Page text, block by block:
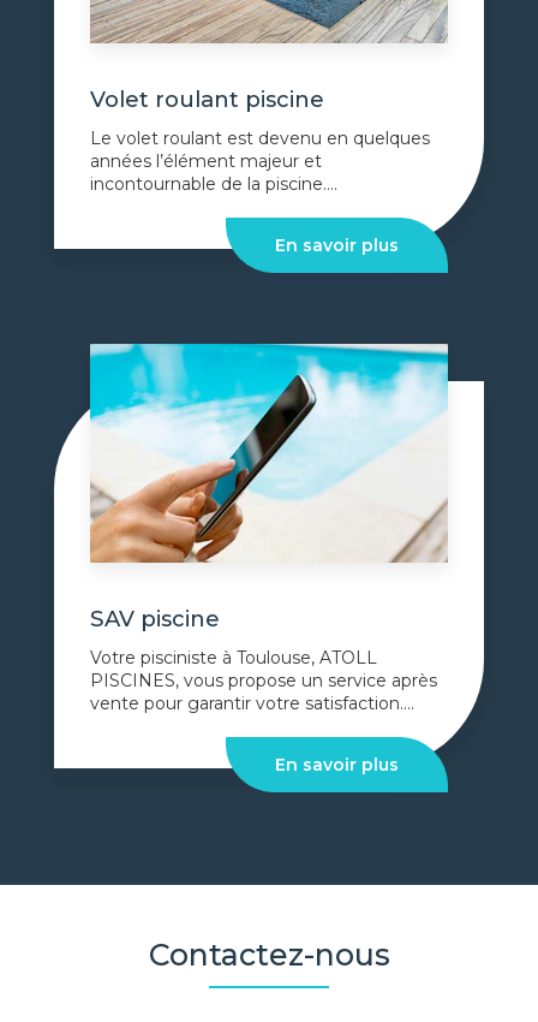
Volet roulant piscine
Le volet roulant est devenu en quelques
années l’élément majeur et
incontournable de la piscine....
En savoir plus
SAV piscine
Votre pisciniste à Toulouse, ATOLL
PISCINES, vous propose un service après
vente pour garantir votre satisfaction....
En savoir plus
Contactez-nous